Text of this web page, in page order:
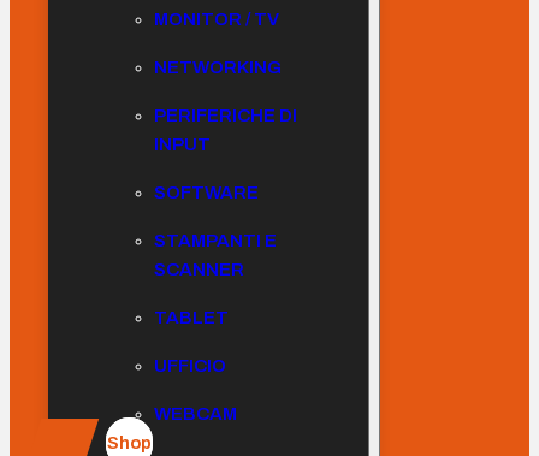
MONITOR / TV
NETWORKING
PERIFERICHE DI
INPUT
SOFTWARE
STAMPANTI E
SCANNER
TABLET
UFFICIO
WEBCAM
Shop